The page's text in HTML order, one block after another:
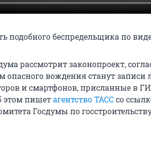
подобного беспредельщика по
рассмотрит законопроект,
опасного вождения станут записи
и смартфонов, присланные в
этом пишетагентство ТАССсо
Госдумы по